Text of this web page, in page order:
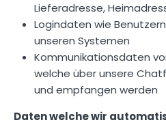
Lieferadresse,
Logindaten wie
unseren Systemen
Kommunikationsdaten
welche über unsere
und empfangen werden
Daten welche wir